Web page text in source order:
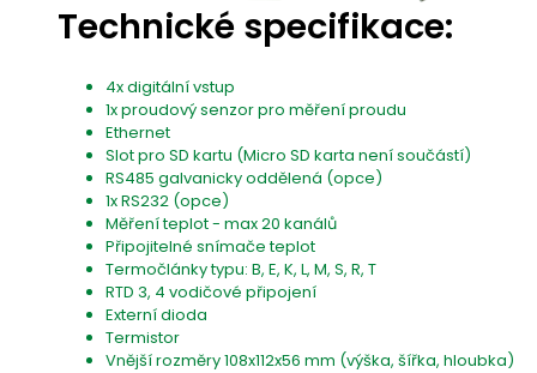
Technické specifikace:
4x digitální vstup
1x proudový senzor pro měření proudu
Ethernet
Slot pro SD kartu (Micro SD karta není součástí)
RS485 galvanicky oddělená (opce)
1x RS232 (opce)
Měření teplot - max 20 kanálů
Připojitelné snímače teplot
Termočlánky typu: B, E, K, L, M, S, R, T
RTD 3, 4 vodičové připojení
Externí dioda
Termistor
Vnější rozměry 108x112x56 mm (výška, šířka, hloubka)